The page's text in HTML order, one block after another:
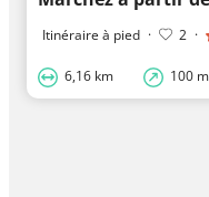
Itinéraire à pied · 2 ·
6,16 km 100 m